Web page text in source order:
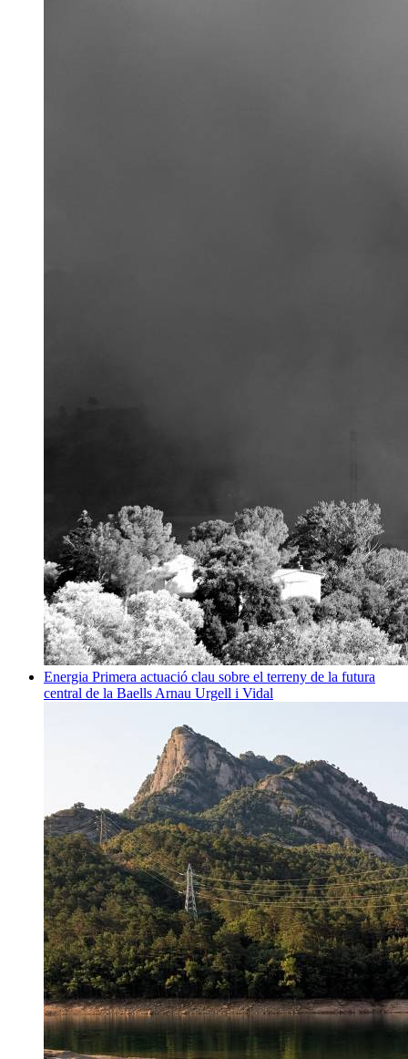
Energia Primera actuació clau sobre el terreny de la futura
central de la Baells Arnau Urgell i Vidal